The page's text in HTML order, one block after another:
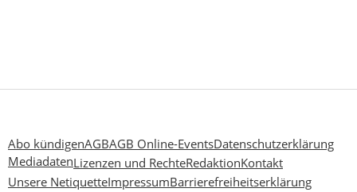
Abo kündigenAGBAGB Online-EventsDatenschutzerklärung
MediadatenLizenzen und RechteRedaktionKontakt
Unsere NetiquetteImpressumBarrierefreiheitserklärung